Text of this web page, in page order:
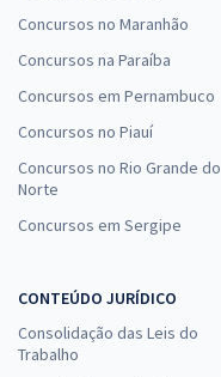
Concursos no Maranhão
Concursos na Paraíba
Concursos em Pernambuco
Concursos no Piauí
Concursos no Rio Grande do
Norte
Concursos em Sergipe
CONTEÚDO JURÍDICO
Consolidação das Leis do
Trabalho